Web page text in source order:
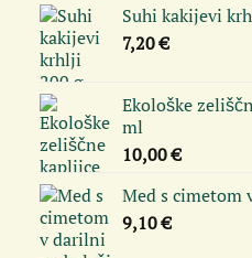
Suhi kakijevi
7,20€
Ekološke
ml
10,00€
Med s cimetom
9,10€